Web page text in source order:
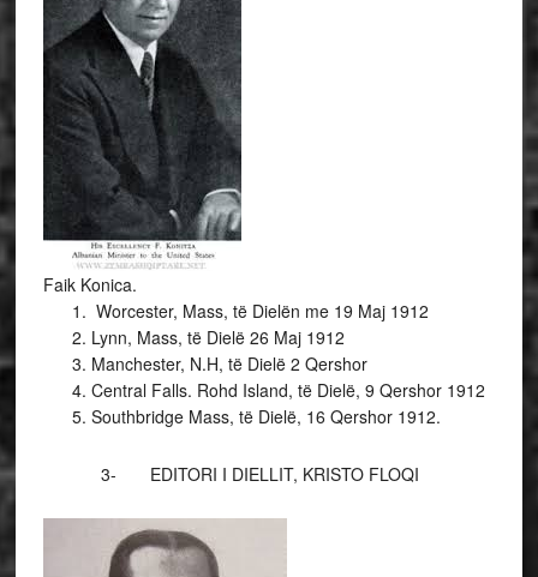
Faik Konica.
Worcester, Mass, të Dielën me 19 Maj 1912
Lynn, Mass, të Dielë 26 Maj 1912
Manchester, N.H, të Dielë 2 Qershor
Central Falls. Rohd Island, të Dielë, 9 Qershor 1912
Southbridge Mass, të Dielë, 16 Qershor 1912.
3- EDITORI I DIELLIT, KRISTO FLOQI